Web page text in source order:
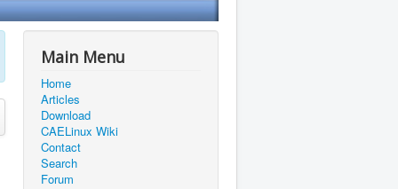
Main Menu
Home
Articles
Download
CAELinux Wiki
Contact
Search
Forum